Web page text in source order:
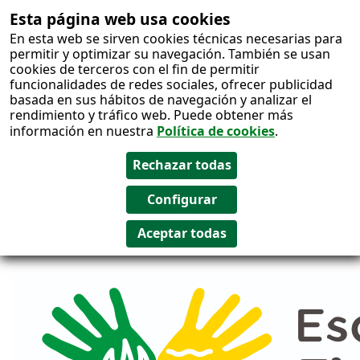
Esta página web usa cookies
En esta web se sirven cookies técnicas necesarias para
permitir y optimizar su navegación. También se usan
cookies de terceros con el fin de permitir
funcionalidades de redes sociales, ofrecer publicidad
basada en sus hábitos de navegación y analizar el
rendimiento y tráfico web. Puede obtener más
información en nuestra Política de cookies.
Salto al
contenido